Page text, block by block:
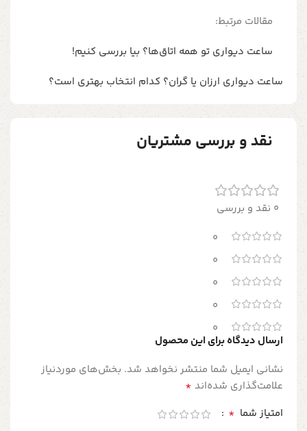
مقالات مرتبط:
ساعت دیواری تو همه اتاق‌ها؟ بیا بررسی کنیم!
ساعت دیواری ارزان یا گران؟ کدام انتخاب بهتری است؟
نقد و بررسی مشتریان
0 نقد و بررسی
0
0
0
0
0
ارسال دیدگاه برای این محصول
نشانی ایمیل شما منتشر نخواهد شد. بخش‌های موردنیاز
علامت‌گذاری شده‌اند *
امتیاز شما *